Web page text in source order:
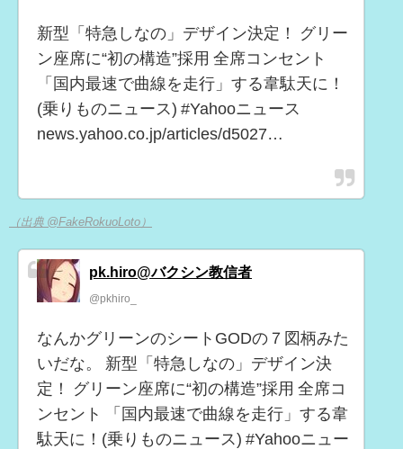
新型「特急しなの」デザイン決定！ グリー
ン座席に“初の構造”採用 全席コンセント
「国内最速で曲線を走行」する韋駄天に！
(乗りものニュース) #Yahooニュース
news.yahoo.co.jp/articles/d5027…
（出典 @FakeRokuoLoto）
pk.hiro@バクシン教信者
@pkhiro_
なんかグリーンのシートGODの７図柄みた
いだな。 新型「特急しなの」デザイン決
定！ グリーン座席に“初の構造”採用 全席コ
ンセント 「国内最速で曲線を走行」する韋
駄天に！(乗りものニュース) #Yahooニュー